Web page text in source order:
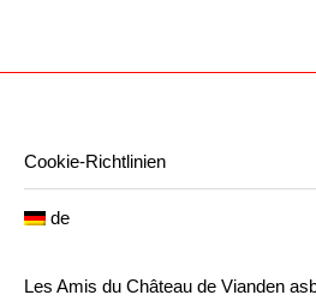
Cookie-Richtlinien
de
Les Amis du Château de Vianden